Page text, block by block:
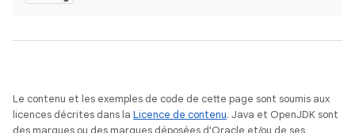
Le contenu et les exemples de code de cette page sont soumis aux
licences décrites dans la Licence de contenu. Java et OpenJDK sont
des marques ou des marques déposées d'Oracle et/ou de ses